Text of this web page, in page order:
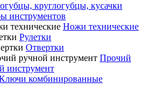
круглогубцы, кусачки
инструментов
Ножи технические
Рулетки
Отвертки
Прочий
инструмент
комбинированные